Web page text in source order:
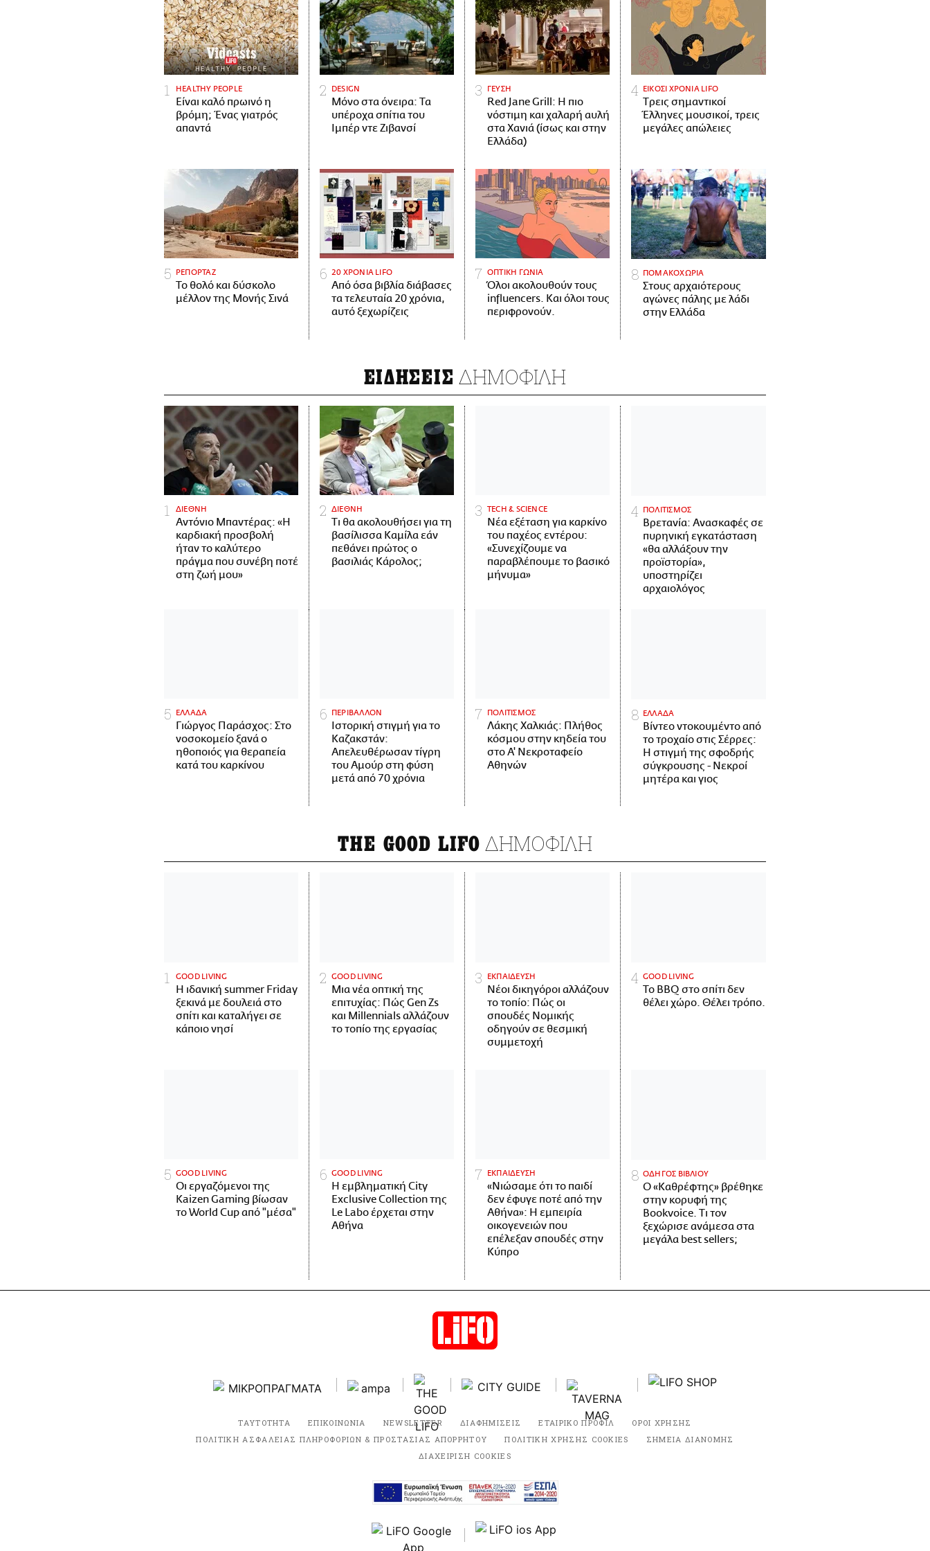
HEALTHY PEOPLE
Είναι καλό πρωινό η
βρόμη; Ένας γιατρός
απαντά
DESIGN
Μόνο στα όνειρα: Τα
υπέροχα σπίτια του
Ιμπέρ ντε Ζιβανσί
ΓΕΥΣΗ
Red Jane Grill: Η πιο
νόστιμη και χαλαρή αυλή
στα Χανιά (ίσως και στην
Ελλάδα)
ΕΙΚΟΣΙ ΧΡΟΝΙΑ LIFO
Tρεις σημαντικοί
Έλληνες μουσικοί, τρεις
μεγάλες απώλειες
ΡΕΠΟΡΤΑΖ
Το θολό και δύσκολο
μέλλον της Μονής Σινά
20 ΧΡΟΝΙΑ LIFO
Από όσα βιβλία διάβασες
τα τελευταία 20 χρόνια,
αυτό ξεχωρίζεις
ΟΠΤΙΚΗ ΓΩΝΙΑ
Όλοι ακολουθούν τους
influencers. Και όλοι τους
περιφρονούν.
ΠΟΜΑΚΟΧΩΡΙΑ
Στους αρχαιότερους
αγώνες πάλης με λάδι
στην Ελλάδα
ΕΙΔΗΣΕΙΣ ΔΗΜΟΦΙΛΗ
ΔΙΕΘΝΗ
Αντόνιο Μπαντέρας: «Η
καρδιακή προσβολή
ήταν το καλύτερο
πράγμα που συνέβη ποτέ
στη ζωή μου»
ΔΙΕΘΝΗ
Τι θα ακολουθήσει για τη
βασίλισσα Καμίλα εάν
πεθάνει πρώτος ο
βασιλιάς Κάρολος;
ΤECH & SCIENCE
Νέα εξέταση για καρκίνο
του παχέος εντέρου:
«Συνεχίζουμε να
παραβλέπουμε το βασικό
μήνυμα»
ΠΟΛΙΤΙΣΜΟΣ
Βρετανία: Ανασκαφές σε
πυρηνική εγκατάσταση
«θα αλλάξουν την
προϊστορία»,
υποστηρίζει
αρχαιολόγος
ΕΛΛΑΔΑ
Γιώργος Παράσχος: Στο
νοσοκομείο ξανά ο
ηθοποιός για θεραπεία
κατά του καρκίνου
ΠΕΡΙΒΑΛΛΟΝ
Ιστορική στιγμή για το
Καζακστάν:
Απελευθέρωσαν τίγρη
του Αμούρ στη φύση
μετά από 70 χρόνια
ΠΟΛΙΤΙΣΜΟΣ
Λάκης Χαλκιάς: Πλήθος
κόσμου στην κηδεία του
στο Α' Νεκροταφείο
Αθηνών
ΕΛΛΑΔΑ
Βίντεο ντοκουμέντο από
το τροχαίο στις Σέρρες:
Η στιγμή της σφοδρής
σύγκρουσης - Νεκροί
μητέρα και γιος
THE GOOD LIFO ΔΗΜΟΦΙΛΗ
GOOD LIVING
Η ιδανική summer Friday
ξεκινά με δουλειά στο
σπίτι και καταλήγει σε
κάποιο νησί
GOOD LIVING
Μια νέα οπτική της
επιτυχίας: Πώς Gen Zs
και Millennials αλλάζουν
το τοπίο της εργασίας
ΕΚΠΑΙΔΕΥΣΗ
Νέοι δικηγόροι αλλάζουν
το τοπίο: Πώς οι
σπουδές Νομικής
οδηγούν σε θεσμική
συμμετοχή
GOOD LIVING
Το BBQ στο σπίτι δεν
θέλει χώρο. Θέλει τρόπο.
GOOD LIVING
Οι εργαζόμενοι της
Kaizen Gaming βίωσαν
το World Cup από "μέσα"
GOOD LIVING
Η εμβληματική City
Exclusive Collection της
Le Labo έρχεται στην
Αθήνα
ΕΚΠΑΙΔΕΥΣΗ
«Νιώσαμε ότι το παιδί
δεν έφυγε ποτέ από την
Αθήνα»: Η εμπειρία
οικογενειών που
επέλεξαν σπουδές στην
Κύπρο
ΟΔΗΓΟΣ ΒΙΒΛΙΟΥ
Ο «Καθρέφτης» βρέθηκε
στην κορυφή της
Bookvoice. Τι τον
ξεχώρισε ανάμεσα στα
μεγάλα best sellers;
ΤΑΥΤΟΤΗΤΑ ΕΠΙΚΟΙΝΩΝΙΑ NEWSLETTER ΔΙΑΦΗΜΙΣΕΙΣ ΕΤΑΙΡΙΚΟ ΠΡΟΦΙΛ
ΟΡΟΙ ΧΡΗΣΗΣ
ΠΟΛΙΤΙΚΗ ΑΣΦΑΛΕΙΑΣ ΠΛΗΡΟΦΟΡΙΩΝ & ΠΡΟΣΤΑΣΙΑΣ ΑΠΟΡΡΗΤΟΥ
ΠΟΛΙΤΙΚΗ ΧΡΗΣΗΣ COOKIES
ΣΗΜΕΙΑ ΔΙΑΝΟΜΗΣ
ΔΙΑΧΕΙΡΙΣΗ COOKIES